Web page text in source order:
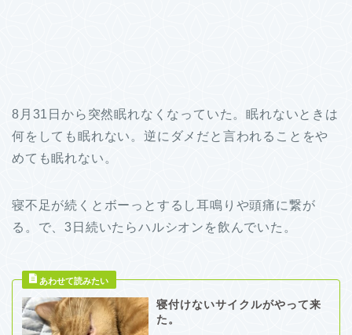
8月31日から突然眠れなくなっていた。眠れないときは
何をしても眠れない。逆にダメだと言われることをや
めても眠れない。
寝不足が続くとボーっとするし耳鳴りや頭痛に繋が
る。で、3日続いたらハルシオンを飲んでいた。
寝付けないサイクルがやって来
た。